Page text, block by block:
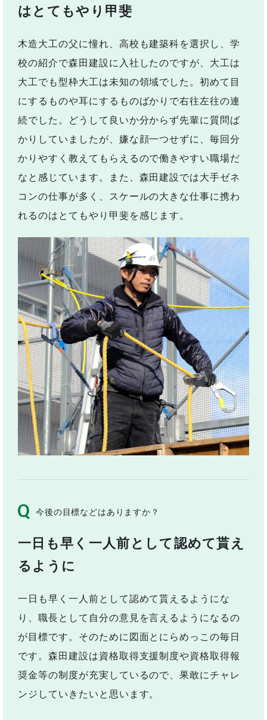
はとてもやり甲斐
木造大工の父に憧れ、高校も建築科を選択し、学
校の紹介で森田建設に入社したのですが、大工は
大工でも型枠大工は未知の領域でした。初めて目
にするものや耳にするものばかりで右往左往の連
続でした。どうして良いか分からず先輩に質問ば
かりしていましたが、嫌な顔一つせずに、毎回分
かりやすく教えてもらえるので働きやすい職場だ
なと感じています。また、森田建設では大手ゼネ
コンの仕事が多く、スケールの大きな仕事に携わ
れるのはとてもやり甲斐を感じます。
今後の目標などはありますか？
一日も早く一人前として認めて貰え
るように
一日も早く一人前として認めて貰えるようにな
り、職長として自分の意見を言えるようになるの
が目標です。そのために図面とにらめっこの毎日
です。森田建設は資格取得支援制度や資格取得報
奨金等の制度が充実しているので、果敢にチャレ
ンジしていきたいと思います。